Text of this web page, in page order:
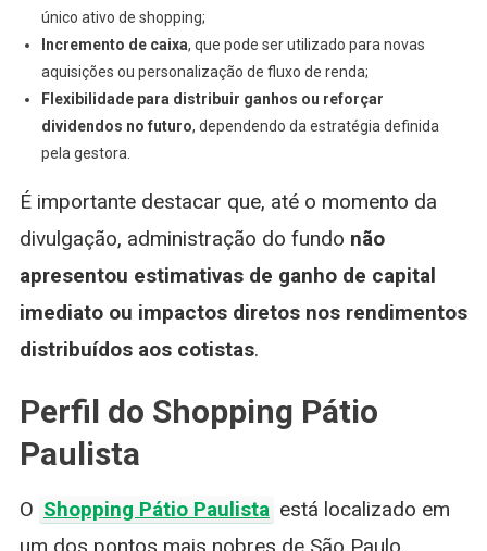
único ativo de shopping;
Incremento de caixa, que pode ser utilizado para novas
aquisições ou personalização de fluxo de renda;
Flexibilidade para distribuir ganhos ou reforçar
dividendos no futuro, dependendo da estratégia definida
pela gestora.
É importante destacar que, até o momento da
divulgação, administração do fundo não
apresentou estimativas de ganho de capital
imediato ou impactos diretos nos rendimentos
distribuídos aos cotistas.
Perfil do Shopping Pátio
Paulista
O Shopping Pátio Paulista está localizado em
um dos pontos mais nobres de São Paulo,